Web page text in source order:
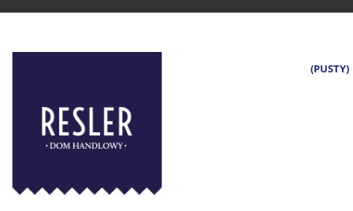
(PUSTY)